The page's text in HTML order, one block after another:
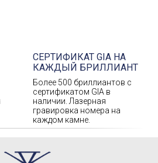
СЕРТИФИКАТ GIA НА
КАЖДЫЙ БРИЛЛИАНТ
Более 500 бриллиантов с
сертификатом GIA в
наличии. Лазерная
гравировка номера на
каждом камне.